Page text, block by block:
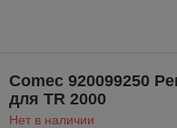
Comec 920099250
для TR 2000
Нет в наличии